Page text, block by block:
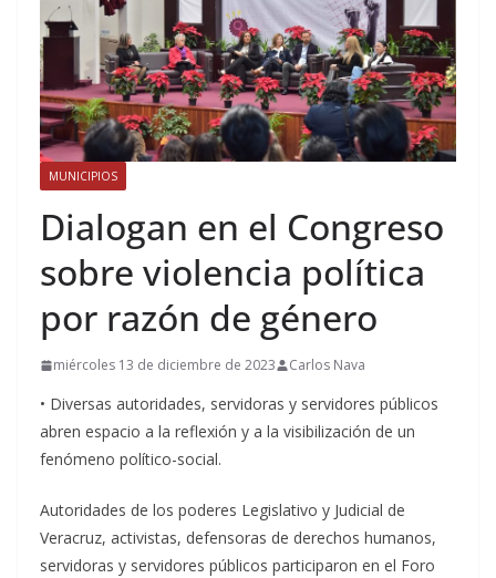
MUNICIPIOS
Dialogan en el Congreso
sobre violencia política
por razón de género
miércoles 13 de diciembre de 2023 Carlos Nava
• Diversas autoridades, servidoras y servidores públicos
abren espacio a la reflexión y a la visibilización de un
fenómeno político-social.
Autoridades de los poderes Legislativo y Judicial de
Veracruz, activistas, defensoras de derechos humanos,
servidoras y servidores públicos participaron en el Foro